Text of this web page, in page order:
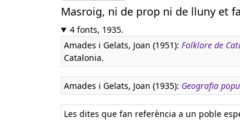
Masroig, ni de prop ni de lluny et
4 fonts, 1935.
Amades i Gelats, Joan (1951): Folklore de
Catalonia.
Amades i Gelats, Joan (1935): Geografia
Les dites que fan referència a un poble